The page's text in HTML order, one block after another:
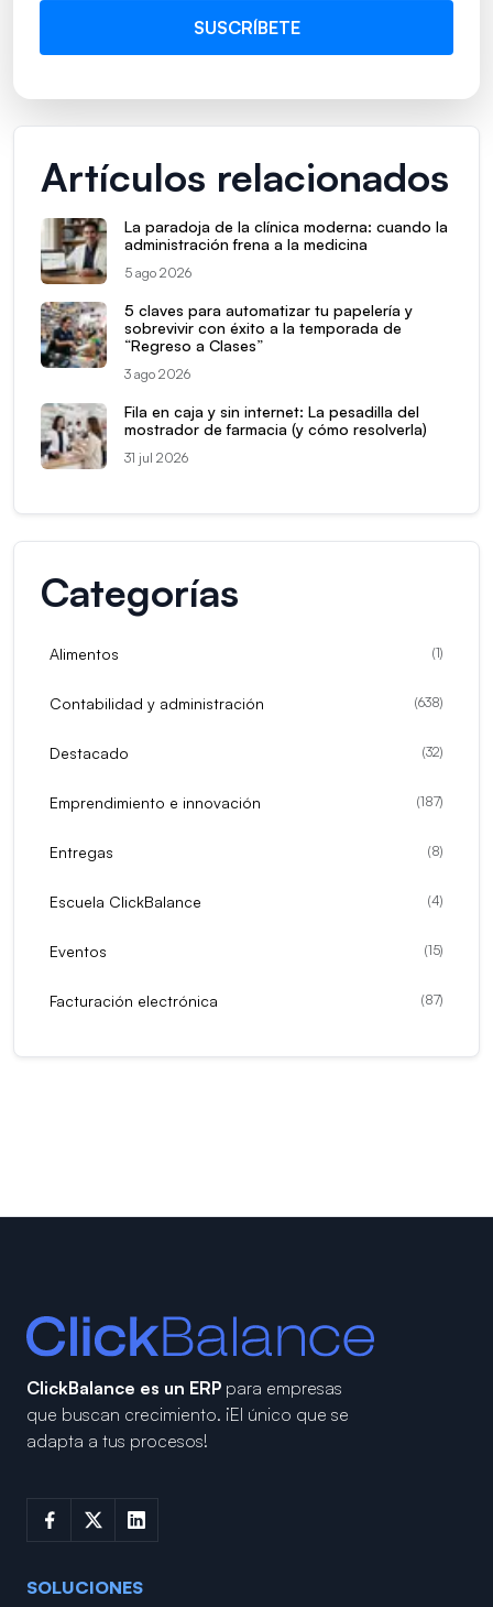
Artículos relacionados
La paradoja de la clínica moderna: cuando la
administración frena a la medicina
5 ago 2026
5 claves para automatizar tu papelería y
sobrevivir con éxito a la temporada de
“Regreso a Clases”
3 ago 2026
Fila en caja y sin internet: La pesadilla del
mostrador de farmacia (y cómo resolverla)
31 jul 2026
Categorías
Alimentos (1)
Contabilidad y administración (638)
Destacado (32)
Emprendimiento e innovación (187)
Entregas (8)
Escuela ClickBalance (4)
Eventos (15)
Facturación electrónica (87)
ClickBalance es un ERP para empresas
que buscan crecimiento. ¡El único que se
adapta a tus procesos!
SOLUCIONES